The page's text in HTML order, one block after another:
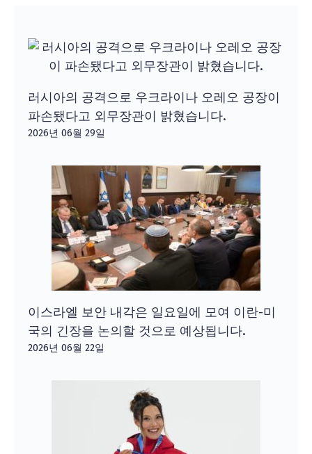
러시아의 공격으로 우크라이나 오레오 공장이
파손됐다고 외무장관이 밝혔습니다.
2026년 06월 29일
이스라엘 보안 내각은 일요일에 모여 이란-미
국의 긴장을 논의할 것으로 예상됩니다.
2026년 06월 22일